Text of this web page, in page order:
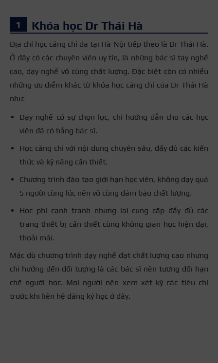
Khóa học Dr Thái Hà
Địa chỉ học căng chỉ da tại Hà Nội tiếp theo là Dr Thái Hà.
Ở đây có các chuyên viên uy tín, là những bác sĩ tay nghề
cao, dạy nghề vô cùng chất lượng. Đặc biệt còn có nhiều
những ưu điểm khác từ khóa học căng chỉ của Dr Thái Hà
như:
Dạy nghề có sự chọn lọc, chỉ hướng dẫn cho các học
viên đã có bằng bác sĩ.
Học căng chỉ với nội dung chuyên sâu, đầy đủ các kiến
thức và kỹ năng cần thiết.
Chương trình đào tạo giới hạn học viên, không dạy quá
5 người cùng lúc nên vô cùng đảm bảo chất lượng.
Học phí cạnh tranh nhưng lại cung cấp đầy đủ các
trang thiết bị cần thiết cùng không gian học hiện đại,
thoải mái.
Mặc dù chương trình dạy nghề đạt chất lượng cao nhưng
chỉ hướng đến đối tượng là các bác sĩ nên tương đối hạn
chế người học. Mọi người nên xem xét kỹ các tiêu chí
trước khi liên hệ đăng ký học ở đây.